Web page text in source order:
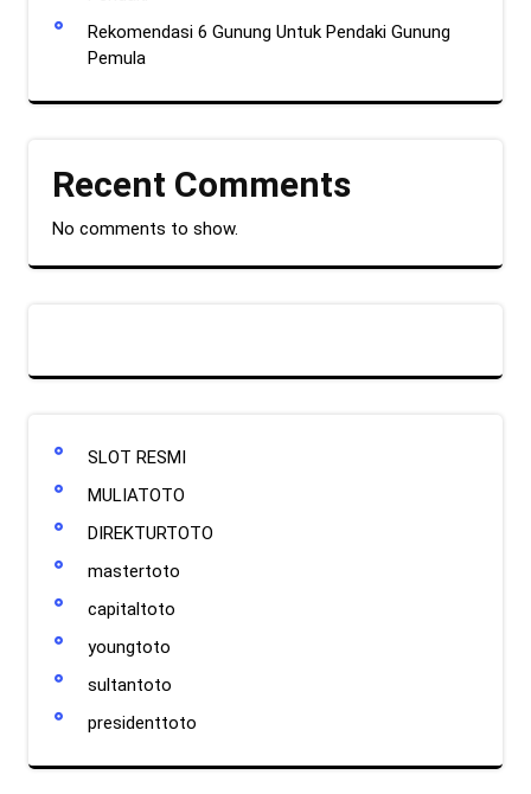
Rekomendasi 6 Gunung Untuk Pendaki Gunung
Pemula
Recent Comments
No comments to show.
SLOT RESMI
MULIATOTO
DIREKTURTOTO
mastertoto
capitaltoto
youngtoto
sultantoto
presidenttoto